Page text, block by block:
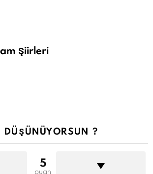
Şiirleri
DÜŞÜNÜYORSUN ?
5
puan